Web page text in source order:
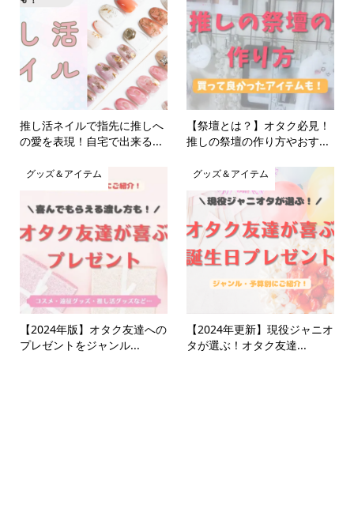
推し活ネイルで指先に推しへ
の愛を表現！自宅で出来る...
【祭壇とは？】オタク必見！
推しの祭壇の作り方やおす...
グッズ＆アイテム
【2024年版】オタク友達への
プレゼントをジャンル...
グッズ＆アイテム
【2024年更新】現役ジャニオ
タが選ぶ！オタク友達...